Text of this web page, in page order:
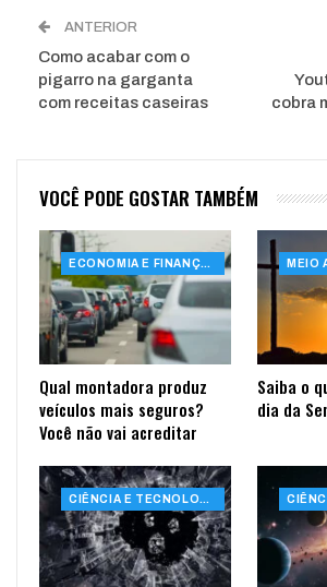
ANTERIOR
Como acabar com o
pigarro na garganta
com receitas caseiras
cobra
VOCÊ PODE GOSTAR TAMBÉM
ECONOMIA E FINANÇAS
Qual montadora produz
veículos mais seguros?
Você não vai acreditar
Saiba o
dia da
CIÊNCIA E TECNOLOGIA